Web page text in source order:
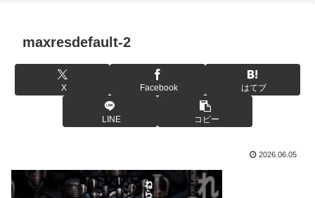
maxresdefault-2
X Facebook はてブ
LINE コピー
2026.06.05